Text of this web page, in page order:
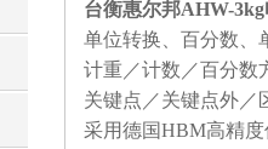
台衡惠尔邦AHW-
单位转换、百分数、
计重／计数／百分数
关键点／关键点外／
采用德国HBM高精